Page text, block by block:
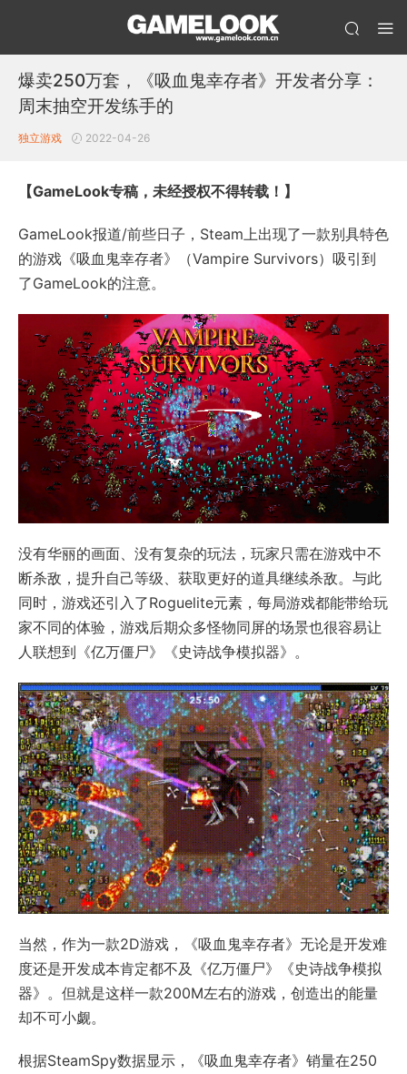
爆卖250万套，《吸血鬼幸存者》开发者分享：
周末抽空开发练手的
独立游戏 2022-04-26
【GameLook专稿，未经授权不得转载！】
GameLook报道/前些日子，Steam上出现了一款别具特色
的游戏《吸血鬼幸存者》（Vampire Survivors）吸引到
了GameLook的注意。
没有华丽的画面、没有复杂的玩法，玩家只需在游戏中不
断杀敌，提升自己等级、获取更好的道具继续杀敌。与此
同时，游戏还引入了Roguelite元素，每局游戏都能带给玩
家不同的体验，游戏后期众多怪物同屏的场景也很容易让
人联想到《亿万僵尸》《史诗战争模拟器》。
当然，作为一款2D游戏，《吸血鬼幸存者》无论是开发难
度还是开发成本肯定都不及《亿万僵尸》《史诗战争模拟
器》。但就是这样一款200M左右的游戏，创造出的能量
却不可小觑。
根据SteamSpy数据显示，《吸血鬼幸存者》销量在250